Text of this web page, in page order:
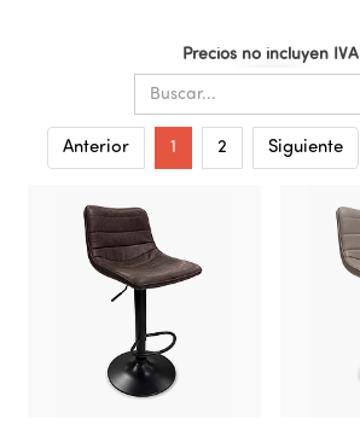
Precios no incluyen IVA
Anterior 1 2 Siguiente